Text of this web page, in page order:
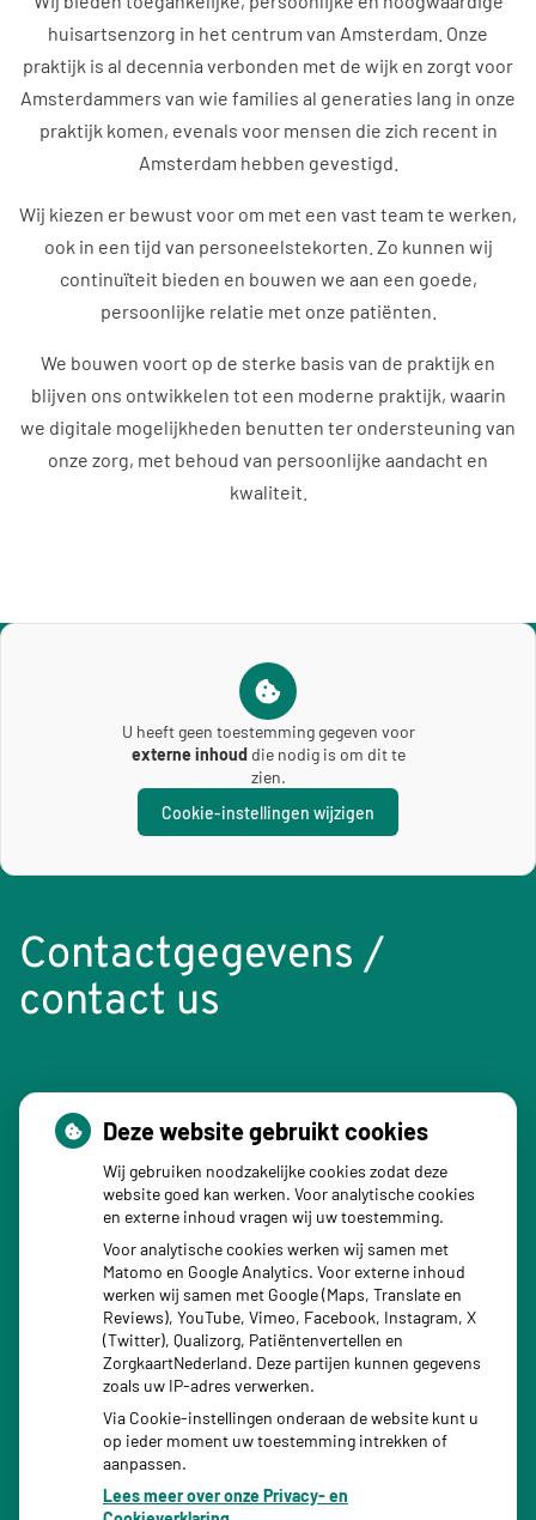
huisartsenzorg in het centrum van Amsterdam. Onze
praktijk is al decennia verbonden met de wijk en zorgt voor
Amsterdammers van wie families al generaties lang in onze
praktijk komen, evenals voor mensen die zich recent in
Amsterdam hebben gevestigd.
Wij kiezen er bewust voor om met een vast team te werken,
ook in een tijd van personeelstekorten. Zo kunnen wij
continuïteit bieden en bouwen we aan een goede,
persoonlijke relatie met onze patiënten.
We bouwen voort op de sterke basis van de praktijk en
blijven ons ontwikkelen tot een moderne praktijk, waarin
we digitale mogelijkheden benutten ter ondersteuning van
onze zorg, met behoud van persoonlijke aandacht en
kwaliteit.
U heeft geen toestemming gegeven voor
externe inhouddie nodig is om dit te
zien.
Cookie-instellingen wijzigen
Contactgegevens /
contact us
Reguliersgracht 78 c
1017 LV Amsterdam
020 344 92 47
Spoed / urgency : 020-3449247
(optie 1)
Buiten kantooruren /out of office hours088-0030600
Email: we hebben geen openbaar e-mailadres voor
patiënten. U kunt ons schriftelijk bereiken door een bericht
via het patiëntenportaal te sturen. Als u wilt weten hoe dat
klik dan hier.
Email: we do not have a public e-mail address for patients.
You can reach us by sending a message in the patient
portal. If you would like to know how this works,
click here.
Deze website gebruikt cookies
Wij gebruiken noodzakelijke cookies zodat deze
website goed kan werken. Voor analytische cookies
en externe inhoud vragen wij uw toestemming.
Voor analytische cookies werken wij samen met
Matomo en Google Analytics. Voor externe inhoud
werken wij samen met Google (Maps, Translate en
Reviews), YouTube, Vimeo, Facebook, Instagram, X
(Twitter), Qualizorg, Patiëntenvertellen en
ZorgkaartNederland. Deze partijen kunnen gegevens
zoals uw IP-adres verwerken.
Via Cookie-instellingen onderaan de website kunt u
op ieder moment uw toestemming intrekken of
aanpassen.
Lees meer over onze Privacy- en